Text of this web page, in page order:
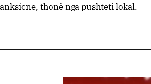
thonë nga pushteti lokal.